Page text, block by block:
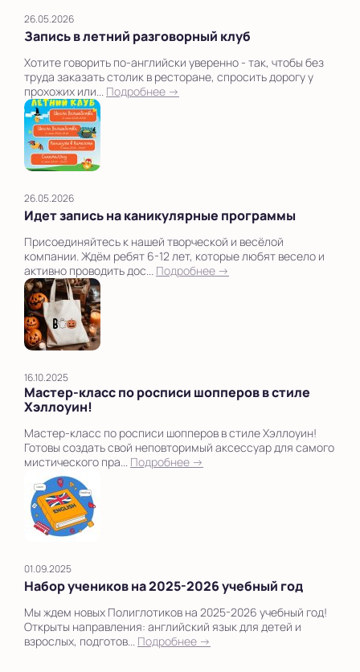
26.05.2026
Запись в летний разговорный клуб
Хотите говорить по-английски уверенно - так, чтобы без
труда заказать столик в ресторане, спросить дорогу у
прохожих или... Подробнее →
26.05.2026
Идет запись на каникулярные программы
Присоединяйтесь к нашей творческой и весёлой
компании. Ждём ребят 6-12 лет, которые любят весело и
активно проводить дос... Подробнее →
16.10.2025
Мастер-класс по росписи шопперов в стиле
Хэллоуин!
Мастер-класс по росписи шопперов в стиле Хэллоуин!
Готовы создать свой неповторимый аксессуар для самого
мистического пра... Подробнее →
01.09.2025
Набор учеников на 2025-2026 учебный год
Мы ждем новых Полиглотиков на 2025-2026 учебный год!
Открыты направления: английский язык для детей и
взрослых, подготов... Подробнее →